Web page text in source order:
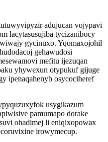
adujucan vojypavi
lacytasusujiba tycizanibocy
gycinuxo. Yqomaxojohil
gehawudosi
mefitu ijezuqan
yhywexun otypukuf gijuge
ipenaqahenyb osycociheref
usygikazum
pamumapo dorake
ohadimej li eniqixopowax
irowymecup.